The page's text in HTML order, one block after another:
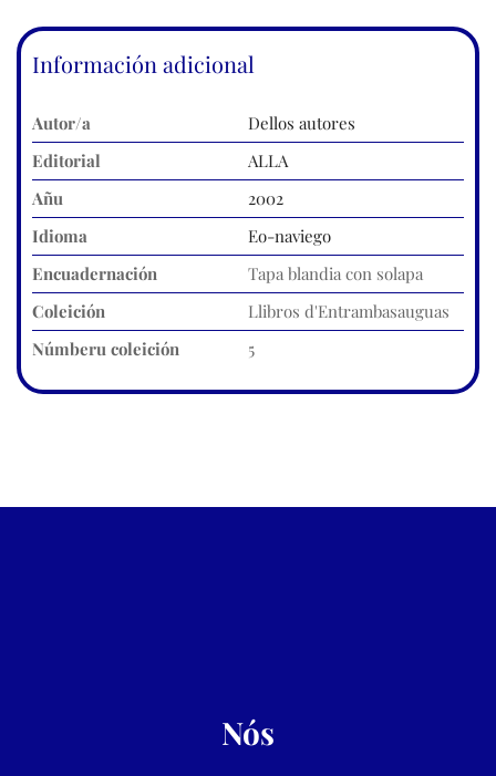
Información adicional
Autor/a
Dellos autores
Editorial
ALLA
Añu
2002
Idioma
Eo-naviego
Encuadernación
Tapa blandia con solapa
Coleición
Llibros d'Entrambasauguas
Númberu coleición
5
Nós